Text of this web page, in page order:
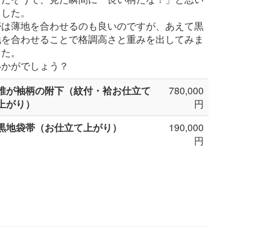
た。
薄地を合わせるのも良いのですが、あえて黒
合わせることで格調高さと重みを出してみま
。
がでしょう？
が袖柄の附下（紋付・袷お仕立て
がり）
780,000
円
地袋帯（お仕立て上がり）
190,000
円